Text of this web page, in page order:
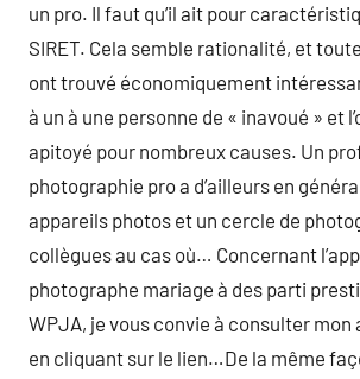
un pro. Il faut qu’il ait pour
SIRET. Cela semble rationalité, et
ont trouvé économiquement
à un à une personne de « inavoué » et
apitoyé pour nombreux causes. Un
photographie pro a d’ailleurs en
appareils photos et un cercle de
collègues au cas où… Concernant
photographe mariage à des parti
WPJA, je vous convie à consulter
en cliquant sur le lien…De la même